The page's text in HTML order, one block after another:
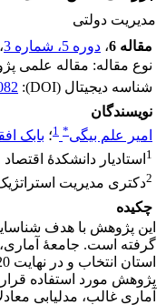
مدیریت دولتی
مقاله 6
، دوره 5، شماره 3 ، 1392
نوع مقاله: مقاله علمی
شناسه دیجیتال (DOI):
نویسندگان
امیر علم بیگی*
1؛ بابک
1 استادیار دانشکدۀ
2دکتری مدیریت
چکیده